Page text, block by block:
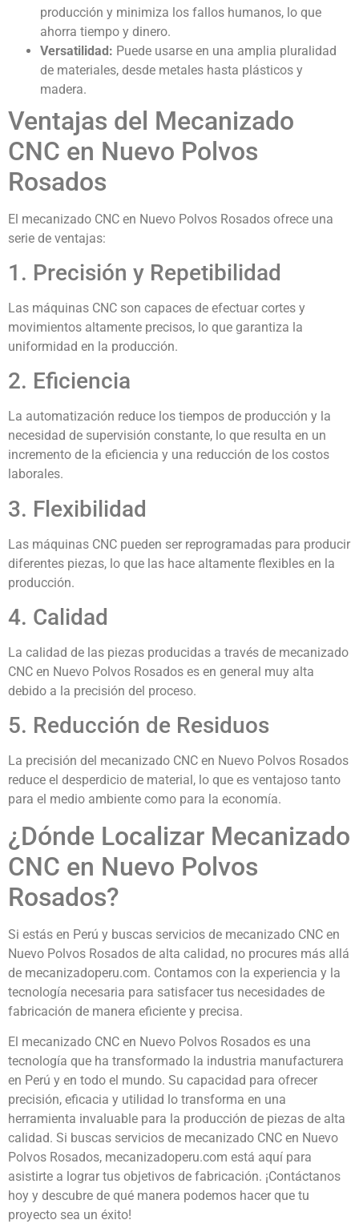
producción y minimiza los fallos humanos, lo que
ahorra tiempo y dinero.
Versatilidad: Puede usarse en una amplia pluralidad
de materiales, desde metales hasta plásticos y
madera.
Ventajas del Mecanizado
CNC en Nuevo Polvos
Rosados
El mecanizado CNC en Nuevo Polvos Rosados ofrece una
serie de ventajas:
1. Precisión y Repetibilidad
Las máquinas CNC son capaces de efectuar cortes y
movimientos altamente precisos, lo que garantiza la
uniformidad en la producción.
2. Eficiencia
La automatización reduce los tiempos de producción y la
necesidad de supervisión constante, lo que resulta en un
incremento de la eficiencia y una reducción de los costos
laborales.
3. Flexibilidad
Las máquinas CNC pueden ser reprogramadas para producir
diferentes piezas, lo que las hace altamente flexibles en la
producción.
4. Calidad
La calidad de las piezas producidas a través de mecanizado
CNC en Nuevo Polvos Rosados es en general muy alta
debido a la precisión del proceso.
5. Reducción de Residuos
La precisión del mecanizado CNC en Nuevo Polvos Rosados
reduce el desperdicio de material, lo que es ventajoso tanto
para el medio ambiente como para la economía.
¿Dónde Localizar Mecanizado
CNC en Nuevo Polvos
Rosados?
Si estás en Perú y buscas servicios de mecanizado CNC en
Nuevo Polvos Rosados de alta calidad, no procures más allá
de mecanizadoperu.com. Contamos con la experiencia y la
tecnología necesaria para satisfacer tus necesidades de
fabricación de manera eficiente y precisa.
El mecanizado CNC en Nuevo Polvos Rosados es una
tecnología que ha transformado la industria manufacturera
en Perú y en todo el mundo. Su capacidad para ofrecer
precisión, eficacia y utilidad lo transforma en una
herramienta invaluable para la producción de piezas de alta
calidad. Si buscas servicios de mecanizado CNC en Nuevo
Polvos Rosados, mecanizadoperu.com está aquí para
asistirte a lograr tus objetivos de fabricación. ¡Contáctanos
hoy y descubre de qué manera podemos hacer que tu
proyecto sea un éxito!